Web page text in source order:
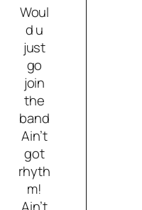
Woul
d u
just
go
join
the
band
Ain’t
got
rhyth
m!
Ain’t